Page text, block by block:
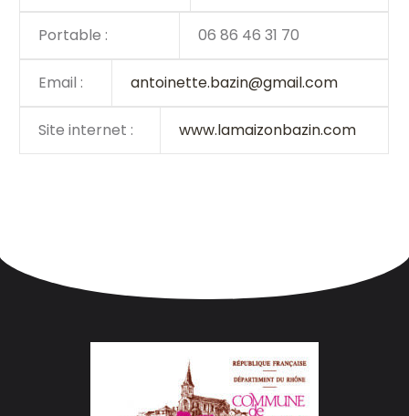
Portable : 06 86 46 31 70
Email : antoinette.bazin@gmail.com
Site internet : www.lamaizonbazin.com